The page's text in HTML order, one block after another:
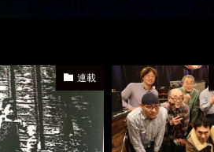
ライブレポ